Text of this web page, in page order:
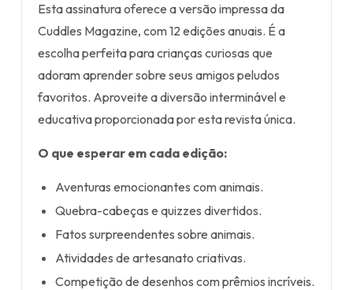
Esta assinatura oferece a versão impressa da
Cuddles Magazine, com 12 edições anuais. É a
escolha perfeita para crianças curiosas que
adoram aprender sobre seus amigos peludos
favoritos. Aproveite a diversão interminável e
educativa proporcionada por esta revista única.
O que esperar em cada edição:
Aventuras emocionantes com animais.
Quebra-cabeças e quizzes divertidos.
Fatos surpreendentes sobre animais.
Atividades de artesanato criativas.
Competição de desenhos com prêmios incríveis.